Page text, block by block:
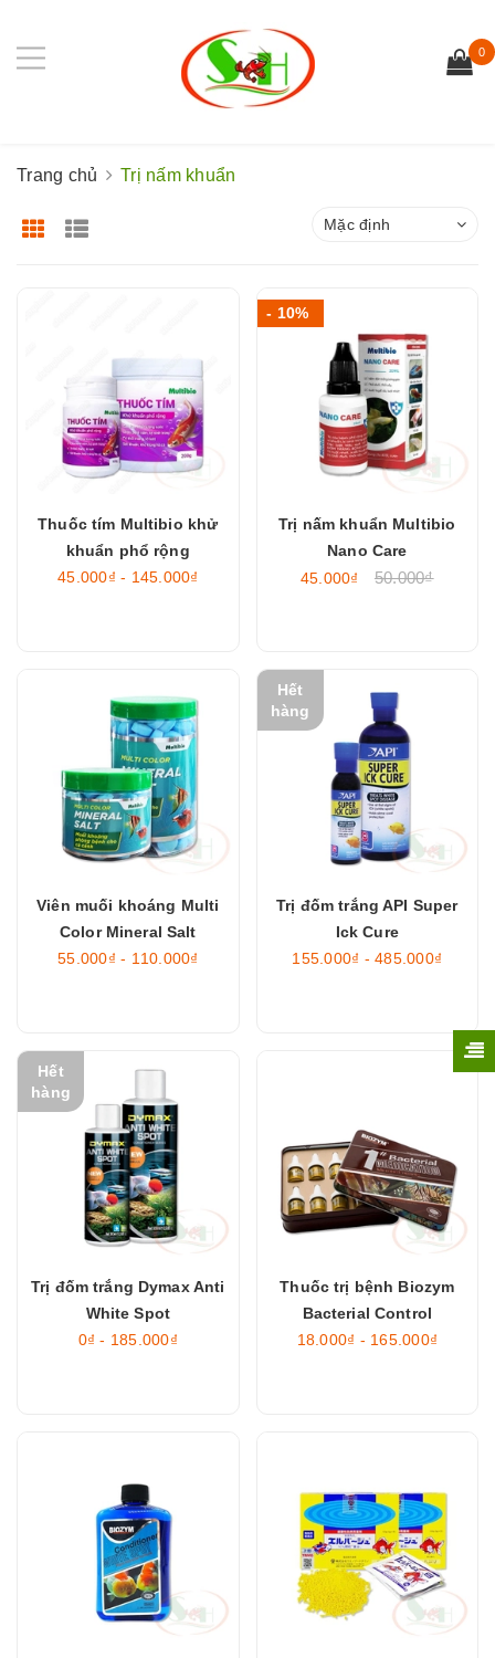
0
Trang chủ Trị nấm khuẩn
Mặc định
Thuốc tím Multibio khử
khuẩn phổ rộng
45.000₫ - 145.000₫
- 10%
Trị nấm khuẩn Multibio
Nano Care
45.000₫
50.000₫
Viên muối khoáng Multi
Color Mineral Salt
55.000₫ - 110.000₫
Hết
hàng
Trị đốm trắng API Super
Ick Cure
155.000₫ - 485.000₫
Hết
hàng
Trị đốm trắng Dymax Anti
White Spot
0₫ - 185.000₫
Thuốc trị bệnh Biozym
Bacterial Control
18.000₫ - 165.000₫